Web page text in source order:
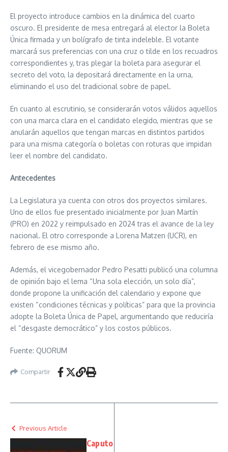
El proyecto introduce cambios en la dinámica del cuarto
oscuro. El presidente de mesa entregará al elector la Boleta
Única firmada y un bolígrafo de tinta indeleble. El votante
marcará sus preferencias con una cruz o tilde en los recuadros
correspondientes y, tras plegar la boleta para asegurar el
secreto del voto, la depositará directamente en la urna,
eliminando el uso del tradicional sobre de papel.
En cuanto al escrutinio, se considerarán votos válidos aquellos
con una marca clara en el candidato elegido, mientras que se
anularán aquellos que tengan marcas en distintos partidos
para una misma categoría o boletas con roturas que impidan
leer el nombre del candidato.
Antecedentes
La Legislatura ya cuenta con otros dos proyectos similares.
Uno de ellos fue presentado inicialmente por Juan Martín
(PRO) en 2022 y reimpulsado en 2024 tras el avance de la ley
nacional. El otro corresponde a Lorena Matzen (UCR), en
febrero de ese mismo año.
Además, el vicegobernador Pedro Pesatti publicó una columna
de opinión bajo el lema “Una sola elección, un solo día”,
donde propone la unificación del calendario y expone que
existen “condiciones técnicas y políticas” para que la provincia
adopte la Boleta Única de Papel, argumentando que reduciría
el “desgaste democrático” y los costos públicos.
Fuente: QUORUM
Compartir
Previous Article
Caputo